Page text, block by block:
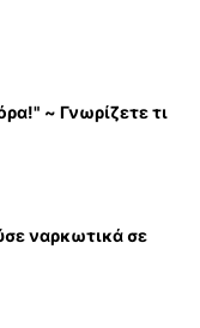
~ Γνωρίζετε τι
ναρκωτικά σε